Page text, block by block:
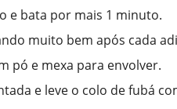
e bata por mais 1 minuto.
muito bem após cada
pó e mexa para envolver.
e leve o colo de fubá